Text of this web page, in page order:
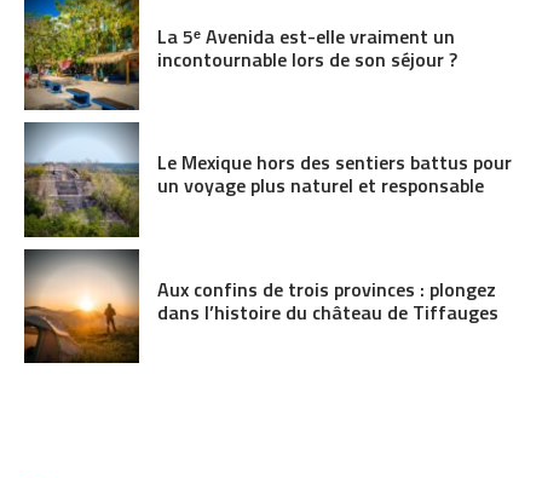
La 5ᵉ Avenida est-elle vraiment un
incontournable lors de son séjour ?
Le Mexique hors des sentiers battus pour
un voyage plus naturel et responsable
Aux confins de trois provinces : plongez
dans l’histoire du château de Tiffauges